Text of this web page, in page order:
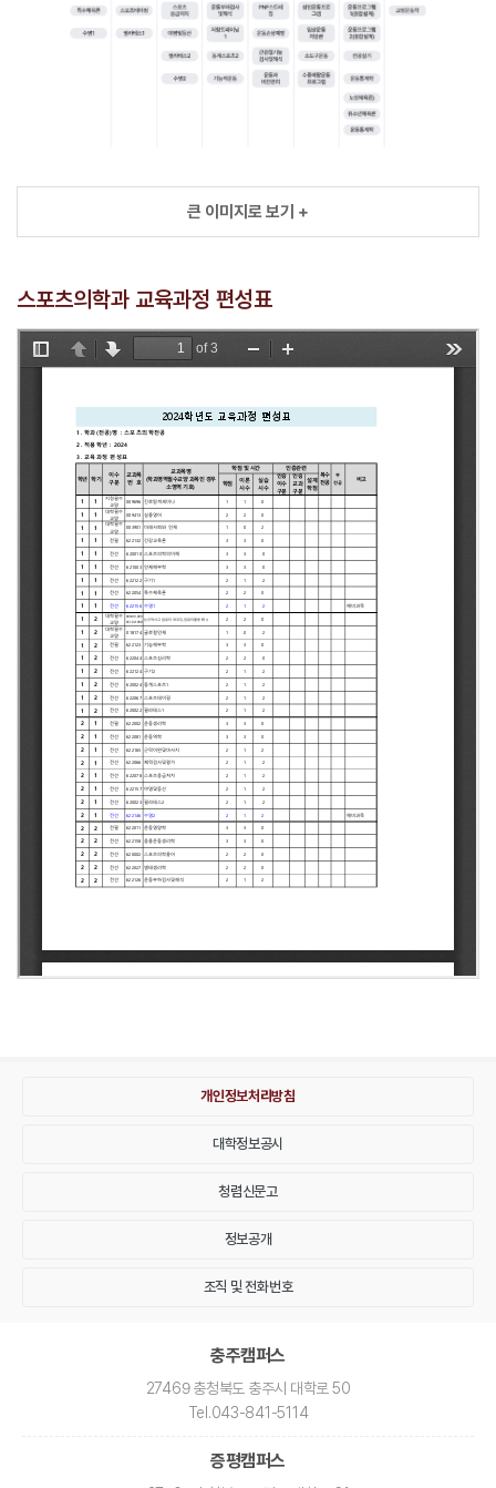
큰 이미지로 보기 +
스포츠의학과 교육과정 편성표
개인정보처리방침
대학정보공시
청렴신문고
정보공개
조직 및 전화번호
충주캠퍼스
27469 충청북도 충주시 대학로 50
Tel .043-841-5114
증평캠퍼스